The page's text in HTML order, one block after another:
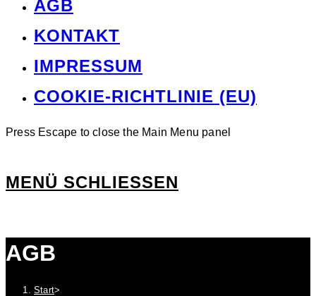
AGB
KONTAKT
IMPRESSUM
COOKIE-RICHTLINIE (EU)
Press Escape to close the Main Menu panel
MENÜ SCHLIESSEN
AGB
Start>